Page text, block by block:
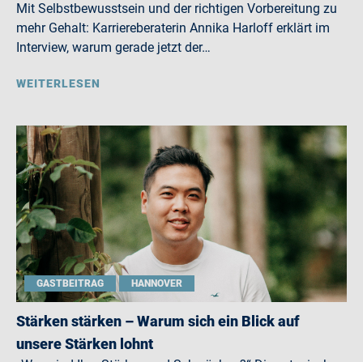
Mit Selbstbewusstsein und der richtigen Vorbereitung zu
mehr Gehalt: Karriereberaterin Annika Harloff erklärt im
Interview, warum gerade jetzt der…
WEITERLESEN
GASTBEITRAG HANNOVER
Stärken stärken – Warum sich ein Blick auf
unsere Stärken lohnt